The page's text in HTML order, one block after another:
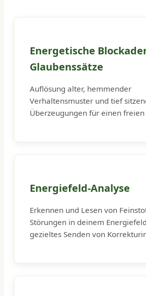
Energetische
Glaubenssätze
Auflösung alter, hemmender
Verhaltensmuster und tief
Überzeugungen für einen freien
Energiefeld-Analyse
Erkennen und Lesen von
Störungen in deinem
gezieltes Senden von